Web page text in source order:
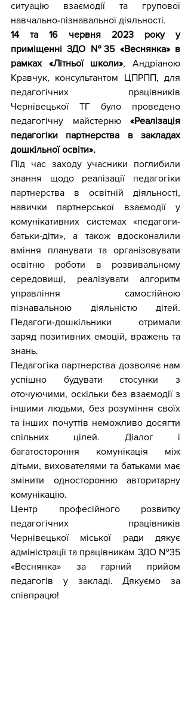
ситуацію взаємодії та групової
навчально-пізнавальної діяльності.
14 та 16 червня 2023 року у
приміщенні ЗДО №35 «Веснянка» в
рамках «Літньої школи», Андріаною
Кравчук, консультантом ЦПРПП, для
педагогічних працівників
Чернівецької ТГ було проведено
педагогічну майстерню «Реалізація
педагогіки партнерства в закладах
дошкільної освіти».
Під час заходу учасники поглибили
знання щодо реалізації педагогіки
партнерства в освітній діяльності,
навички партнерської взаємодії у
комунікативних системах «педагоги-
батьки-діти», а також вдосконалили
вміння планувати та організовувати
освітню роботи в розвивальному
середовищі, реалізувати алгоритм
управління самостійною
пізнавальною діяльністю дітей.
Педагоги-дошкільники отримали
заряд позитивних емоцій, вражень та
знань.
Педагогіка партнерства дозволяє нам
успішно будувати стосунки з
оточуючими, оскільки без взаємодії з
іншими людьми, без розуміння своїх
та інших почуттів неможливо досягти
спільних цілей. Діалог і
багатостороння комунікація між
дітьми, вихователями та батьками має
змінити односторонню авторитарну
комунікацію.
Центр професійного розвитку
педагогічних працівників
Чернівецької міської ради дякує
адміністрації та працівникам ЗДО №35
«Веснянка» за гарний прийом
педагогів у закладі. Дякуємо за
співпрацю!